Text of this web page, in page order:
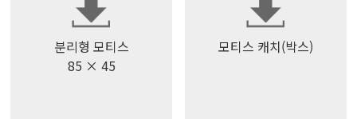
분리형 모티스
85 × 45
모티스 캐치(박스)